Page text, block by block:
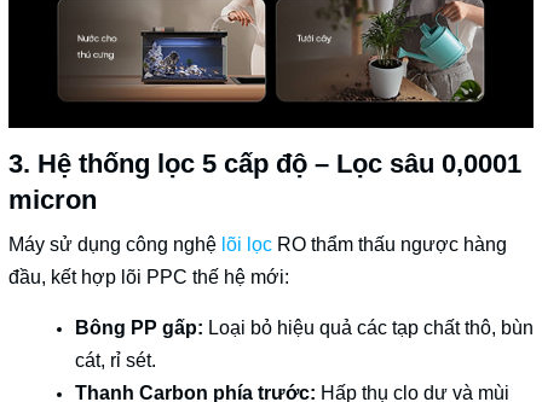
3. Hệ thống lọc 5 cấp độ – Lọc sâu 0,0001
micron
Máy sử dụng công nghệ lõi lọc RO thẩm thấu ngược hàng
đầu, kết hợp lõi PPC thế hệ mới:
Bông PP gấp: Loại bỏ hiệu quả các tạp chất thô, bùn
cát, rỉ sét.
Thanh Carbon phía trước: Hấp thụ clo dư và mùi